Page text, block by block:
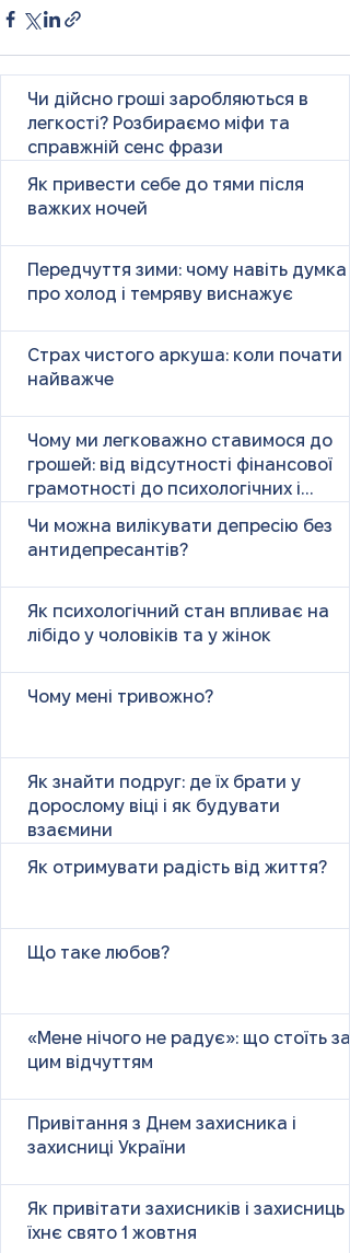
Чи дійсно гроші заробляються в
легкості? Розбираємо міфи та
справжній сенс фрази
Як привести себе до тями після
важких ночей
Передчуття зими: чому навіть думка
про холод і темряву виснажує
Страх чистого аркуша: коли почати
найважче
Чому ми легковажно ставимося до
грошей: від відсутності фінансової
грамотності до психологічних і
Чи можна вилікувати депресію без
антидепресантів?
Як психологічний стан впливає на
лібідо у чоловіків та у жінок
Чому мені тривожно?
Як знайти подруг: де їх брати у
дорослому віці і як будувати
взаємини
Як отримувати радість від життя?
Що таке любов?
«Мене нічого не радує»: що стоїть за
цим відчуттям
Привітання з Днем захисника і
захисниці України
Як привітати захисників і захисниць у
їхнє свято 1 жовтня